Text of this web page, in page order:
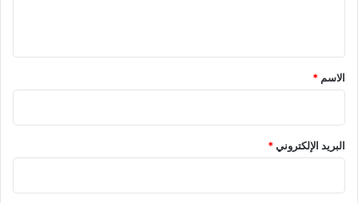
*
الاسم *
البريد الإلكتروني*